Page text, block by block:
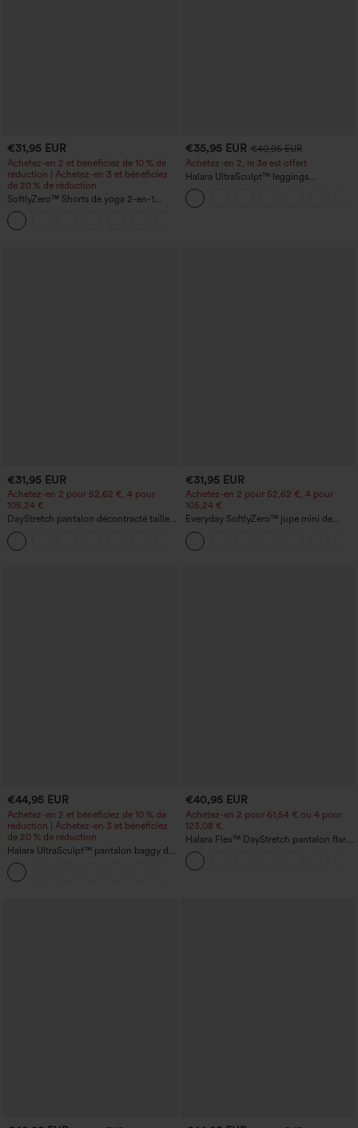
€31,95 EUR
Achetez-en 2 et bénéficiez de 10 % de
réduction | Achetez-en 3 et bénéficiez
de 20 % de réduction
SoftlyZero™ Shorts de yoga 2-en-1
InstantCool, super taille haute, aérés, 5''
avec poches — longueur allongée
€35,95 EUR €40,95 EUR
Achetez-en 2, le 3e est offert
Halara UltraSculpt™ leggings
d'entraînement taille haute — fronces
liftantes pour le fessier, maintien gainant
du ventre et poche
€31,95 EUR
Achetez-en 2 pour 52,62 €, 4 pour
105,24 €
DayStretch pantalon décontracté taille
haute avec poches et coupe droite
€31,95 EUR
Achetez-en 2 pour 52,62 €, 4 pour
105,24 €
Everyday SoftlyZero™ jupe mini de
tennis aérée à pans croisés 2-en-1 avec
poche latérale et toucher frais - Lucid-
UPF50+
€44,95 EUR
Achetez-en 2 et bénéficiez de 10 % de
réduction | Achetez-en 3 et bénéficiez
de 20 % de réduction
Halara UltraSculpt™ pantalon baggy de
yoga taille haute à effet gainant pour le
ventre, à rayures color block, avec
poches
€40,95 EUR
Achetez-en 2 pour 61,54 € ou 4 pour
123,08 €.
Halara Flex™ DayStretch pantalon flare
de travail, taille mi-haute, poche latérale
zippée